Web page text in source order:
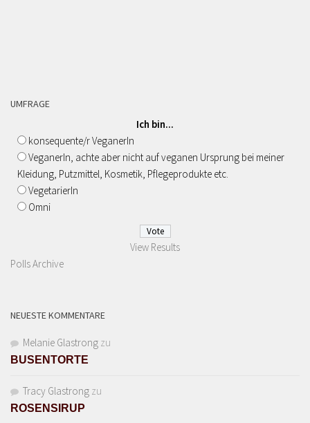
UMFRAGE
Ich bin...
konsequente/r VeganerIn
VeganerIn, achte aber nicht auf veganen Ursprung bei meiner
Kleidung, Putzmittel, Kosmetik, Pflegeprodukte etc.
VegetarierIn
Omni
View Results
Polls Archive
NEUESTE KOMMENTARE
Melanie Glastrong zu
BUSENTORTE
Tracy Glastrong zu
ROSENSIRUP